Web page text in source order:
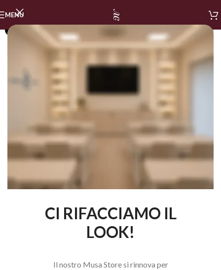
CI RIFACCIAMO IL
LOOK!
Il nostro Musa Store si rinnova per
MENU